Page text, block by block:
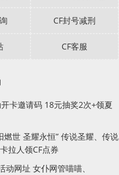
CF封号减刑
CF客服
卡邀请码 18元抽奖2次+领夏
燃世 圣耀永恒” 传说圣耀、传说
拉人领CF点券
动网址 女仆网管喵喵、